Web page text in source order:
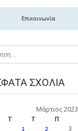
Επικοινωνία
ΣΧΌΛΙΑ
Μάρτιος 2023
Τ Τ Π
1 2 3